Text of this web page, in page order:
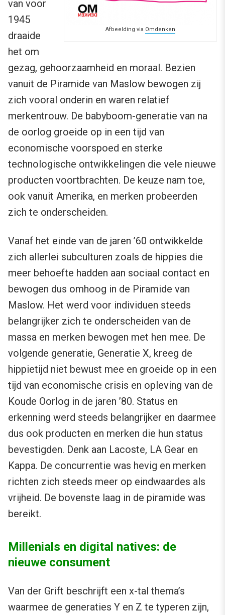
Afbeelding via Omdenken
van voor
1945
draaide
het om
gezag, gehoorzaamheid en moraal. Bezien
vanuit de Piramide van Maslow bewogen zij
zich vooral onderin en waren relatief
merkentrouw. De babyboom-generatie van na
de oorlog groeide op in een tijd van
economische voorspoed en sterke
technologische ontwikkelingen die vele nieuwe
producten voortbrachten. De keuze nam toe,
ook vanuit Amerika, en merken probeerden
zich te onderscheiden.
Vanaf het einde van de jaren ’60 ontwikkelde
zich allerlei subculturen zoals de hippies die
meer behoefte hadden aan sociaal contact en
bewogen dus omhoog in de Piramide van
Maslow. Het werd voor individuen steeds
belangrijker zich te onderscheiden van de
massa en merken bewogen met hen mee. De
volgende generatie, Generatie X, kreeg de
hippietijd niet bewust mee en groeide op in een
tijd van economische crisis en opleving van de
Koude Oorlog in de jaren ’80. Status en
erkenning werd steeds belangrijker en daarmee
dus ook producten en merken die hun status
bevestigden. Denk aan Lacoste, LA Gear en
Kappa. De concurrentie was hevig en merken
richten zich steeds meer op eindwaardes als
vrijheid. De bovenste laag in de piramide was
bereikt.
Millenials en digital natives: de
nieuwe consument
Van der Grift beschrijft een x-tal thema’s
waarmee de generaties Y en Z te typeren zijn,